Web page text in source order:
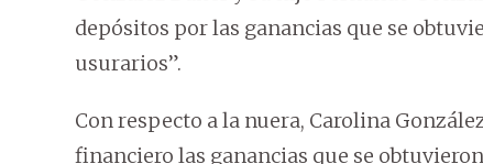
depósitos por las ganancias que se
usurarios”.
Con respecto a la nuera, Carolina
financiero las ganancias que se